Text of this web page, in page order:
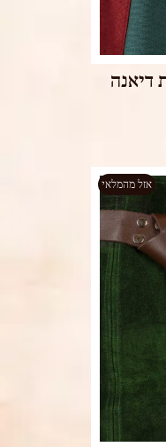
אזל מהמלאי